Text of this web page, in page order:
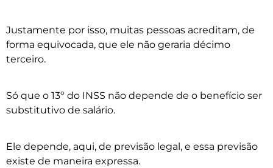
Justamente por isso, muitas pessoas acreditam, de
forma equivocada, que ele não geraria décimo
terceiro.
Só que o 13º do INSS não depende de o benefício ser
substitutivo de salário.
Ele depende, aqui, de previsão legal, e essa previsão
existe de maneira expressa.